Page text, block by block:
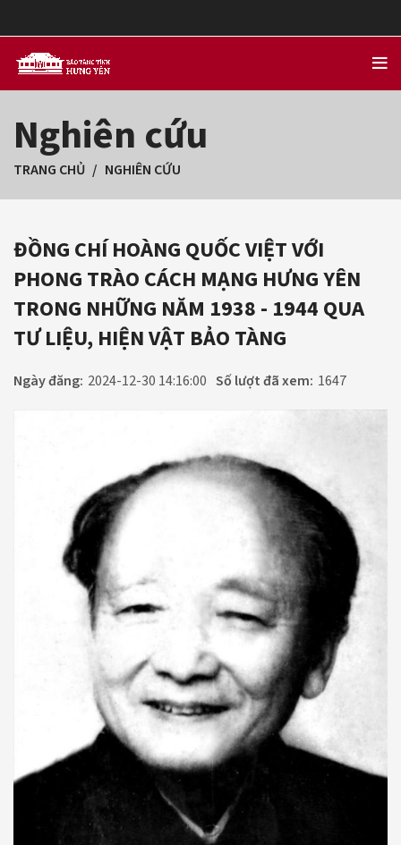
Nghiên cứu
TRANG CHỦ NGHIÊN CỨU
ĐỒNG CHÍ HOÀNG QUỐC VIỆT VỚI
PHONG TRÀO CÁCH MẠNG HƯNG YÊN
TRONG NHỮNG NĂM 1938 - 1944 QUA
TƯ LIỆU, HIỆN VẬT BẢO TÀNG
Ngày đăng: 2024-12-30 14:16:00 Số lượt đã xem: 1647